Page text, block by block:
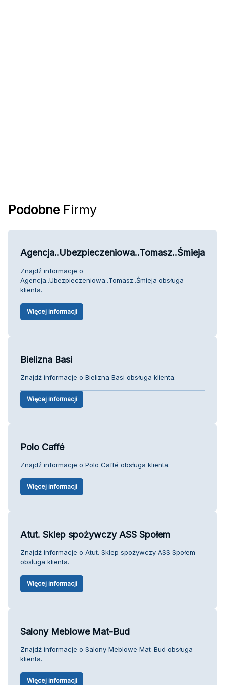
Podobne Firmy
Agencja..Ubezpieczeniowa..Tomasz..Śmieja
Znajdź informacje o
Agencja..Ubezpieczeniowa..Tomasz..Śmieja obsługa
klienta.
Więcej informacji
Bielizna Basi
Znajdź informacje o Bielizna Basi obsługa klienta.
Więcej informacji
Polo Caffé
Znajdź informacje o Polo Caffé obsługa klienta.
Więcej informacji
Atut. Sklep spożywczy ASS Społem
Znajdź informacje o Atut. Sklep spożywczy ASS Społem
obsługa klienta.
Więcej informacji
Salony Meblowe Mat-Bud
Znajdź informacje o Salony Meblowe Mat-Bud obsługa
klienta.
Więcej informacji